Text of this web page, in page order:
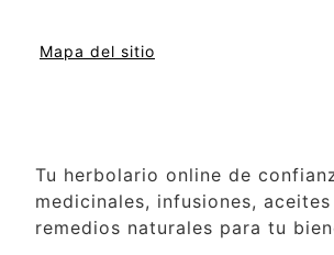
Mapa del sitio
Tu herbolario online de
medicinales, infusiones,
remedios naturales para tu